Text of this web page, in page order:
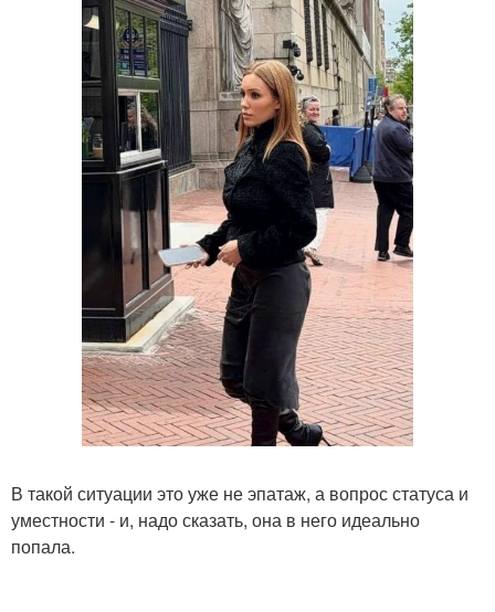
В такой ситуации это уже не эпатаж, а вопрос статуса и
уместности - и, надо сказать, она в него идеально
попала.